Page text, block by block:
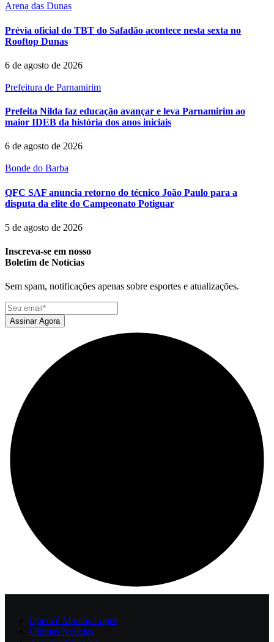
Arena das Dunas
Prévia oficial do TBT do Safadão acontece nesta sexta no
Rooftop Dunas
6 de agosto de 2026
Prefeitura de Parnamirim
Prefeita Nilda faz educação avançar e leva Parnamirim ao
maior IDEB da história dos anos iniciais
6 de agosto de 2026
Bonde do Barba
QFC SAF anuncia retorno do técnico João Paulo para a
disputa da elite do Campeonato Potiguar
5 de agosto de 2026
Inscreva-se em nosso
Boletim de Notícias
Sem spam, notificações apenas sobre esportes e atualizações.
Assinar Agora
Quem é Marcos Lopes
Últimas Notícias